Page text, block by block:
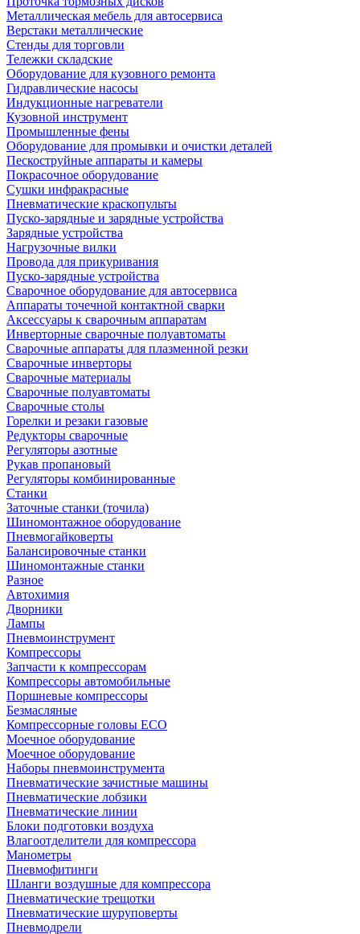
Металлическая мебель для автосервиса
Верстаки металлические
Стенды для торговли
Тележки складские
Оборудование для кузовного ремонта
Гидравлические насосы
Индукционные нагреватели
Кузовной инструмент
Промышленные фены
Оборудование для промывки и очистки деталей
Пескоструйные аппараты и камеры
Покрасочное оборудование
Сушки инфракрасные
Пневматические краскопульты
Пуско-зарядные и зарядные устройства
Зарядные устройства
Нагрузочные вилки
Провода для прикуривания
Пуско-зарядные устройства
Сварочное оборудование для автосервиса
Аппараты точечной контактной сварки
Аксессуары к сварочным аппаратам
Инверторные сварочные полуавтоматы
Сварочные аппараты для плазменной резки
Сварочные инверторы
Сварочные материалы
Сварочные полуавтоматы
Сварочные столы
Горелки и резаки газовые
Редукторы сварочные
Регуляторы азотные
Рукав пропановый
Регуляторы комбинированные
Станки
Заточные станки (точила)
Шиномонтажное оборудование
Пневмогайковерты
Балансировочные станки
Шиномонтажные станки
Разное
Автохимия
Дворники
Лампы
Пневмоинструмент
Компрессоры
Запчасти к компрессорам
Компрессоры автомобильные
Поршневые компрессоры
Безмасляные
Компрессорные головы ECO
Моечное оборудование
Моечное оборудование
Наборы пневмоинструмента
Пневматические зачистные машины
Пневматические лобзики
Пневматические линии
Блоки подготовки воздуха
Влагоотделители для компрессора
Манометры
Пневмофитинги
Шланги воздушные для компрессора
Пневматические трещотки
Пневматические шуруповерты
Пневмодрели